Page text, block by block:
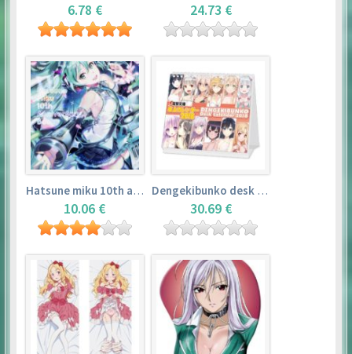
6.78 € 24.73 €
Hatsune miku 10th anniversary book
10.06 €
Dengekibunko desk calendar 2018
30.69 €